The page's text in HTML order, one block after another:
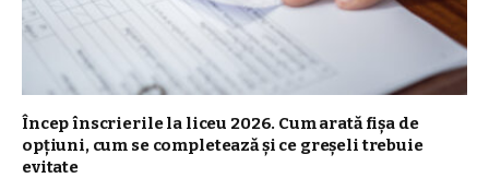
Încep înscrierile la liceu 2026. Cum arată fișa de
opțiuni, cum se completează și ce greșeli trebuie
evitate